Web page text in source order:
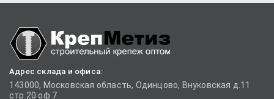
Адрес склада и офиса:
143000, Московская область, Одинцово, Внуковская д.11
стр.20 оф.7